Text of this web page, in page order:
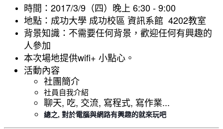
時間：2017/3/9（四）晚上 6:30 - 9:00
地點：成功大學 成功校區 資訊系館 4202教室
背景知識：不需要任何背景，歡迎任何有興趣的
人參加
本次場地提供wifi+ 小點心。
活動內容
社團簡介
社員自我介紹
聊天, 吃, 交流, 寫程式, 寫作業...
總之, 對於電腦與網路有興趣的就來玩吧